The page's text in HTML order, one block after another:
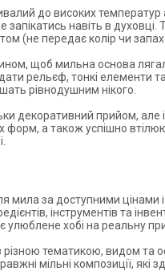
до високих температур
навіть в духовці.
(не передає колір чи запах
щоб мильна основа
рельєф, тонкі елементи та
рівнодушним нікого.
декоративний прийом, але
форм, а також успішно
мила за доступними цінами
інструментів та
улюблене хобі на реальну
різною тематикою, видом
мільні композиції, які